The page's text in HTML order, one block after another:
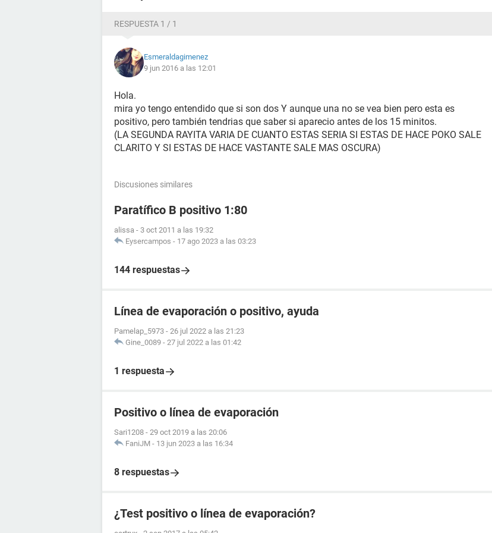
RESPUESTA 1 / 1
Esmeraldagimenez
9 jun 2016 a las 12:01
Hola.
mira yo tengo entendido que si son dos Y aunque una no se vea bien pero esta es
positivo, pero también tendrias que saber si aparecio antes de los 15 minitos.
(LA SEGUNDA RAYITA VARIA DE CUANTO ESTAS SERIA SI ESTAS DE HACE POKO SALE
CLARITO Y SI ESTAS DE HACE VASTANTE SALE MAS OSCURA)
Discusiones similares
Paratífico B positivo 1:80
alissa - 3 oct 2011 a las 19:32
Eysercampos - 17 ago 2023 a las 03:23
144 respuestas
Línea de evaporación o positivo, ayuda
Pamelap_5973 - 26 jul 2022 a las 21:23
Gine_0089 - 27 jul 2022 a las 01:42
1 respuesta
Positivo o línea de evaporación
Sari1208 - 29 oct 2019 a las 20:06
FaniJM - 13 jun 2023 a las 16:34
8 respuestas
¿Test positivo o línea de evaporación?